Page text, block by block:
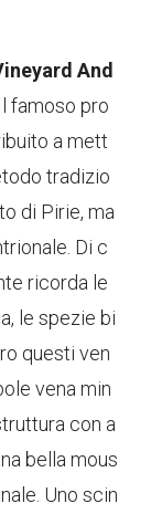
And
famoso pro
a mett
tradizio
di Pirie, ma
Di c
ricorda le
le spezie bi
questi ven
vena min
con a
bella mous
Uno scin